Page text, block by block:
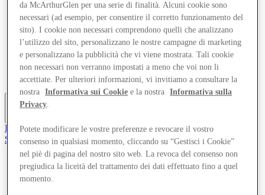
Negozi
Offerte
Pianifica la tua visita
Cosa c'è in programma
Mangia e Bevi
Gift Card
Servizi
Il Club
Salvata
Negozi
Offerte
da McArthurGlen per una serie di finalità. Alcuni cookie sono
necessari (ad esempio, per consentire il corretto funzionamento del
sito). I cookie non necessari comprendono quelli che analizzano
l’utilizzo del sito, personalizzano le nostre campagne di marketing
e personalizzano la pubblicità che vi viene mostrata. Tali cookie
non necessari non verranno impostati a meno che voi non li
accettiate. Per ulteriori informazioni, vi invitiamo a consultare la
nostra
Informativa sui Cookie e la nostra
Informativa sulla
Privacy.
Potete modificare le vostre preferenze e revocare il vostro
consenso in qualsiasi momento, cliccando su “Gestisci i Cookie”
nel piè di pagina del nostro sito web. La revoca del consenso non
pregiudica la liceità del trattamento dei dati effettuato fino a quel
momento.